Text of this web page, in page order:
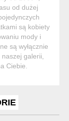
od dużej
są kobiety
mody i
są wyłącznie
galerii,
Ciebie.